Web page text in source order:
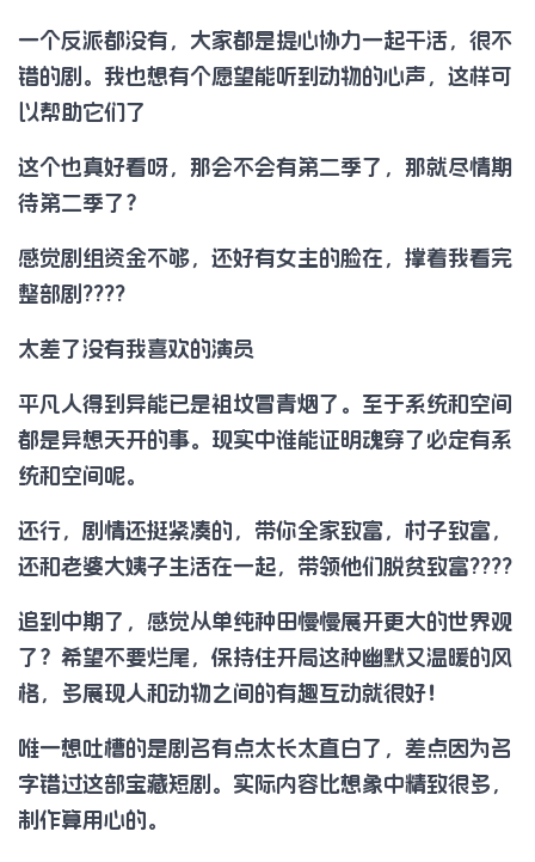
一个反派都没有，大家都是提心协力一起干活，很不
错的剧。我也想有个愿望能听到动物的心声，这样可
以帮助它们了
这个也真好看呀，那会不会有第二季了，那就尽情期
待第二季了？
感觉剧组资金不够，还好有女主的脸在，撑着我看完
整部剧????
太差了没有我喜欢的演员
平凡人得到异能已是祖坟冒青烟了。至于系统和空间
都是异想天开的事。现实中谁能证明魂穿了必定有系
统和空间呢。
还行，剧情还挺紧凑的，带你全家致富，村子致富，
还和老婆大姨子生活在一起，带领他们脱贫致富????
追到中期了，感觉从单纯种田慢慢展开更大的世界观
了？希望不要烂尾，保持住开局这种幽默又温暖的风
格，多展现人和动物之间的有趣互动就很好！
唯一想吐槽的是剧名有点太长太直白了，差点因为名
字错过这部宝藏短剧。实际内容比想象中精致很多，
制作算用心的。